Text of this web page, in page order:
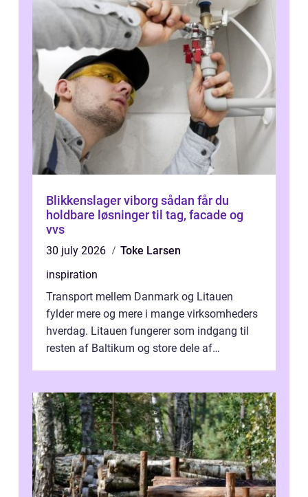
Blikkenslager viborg sådan får du
holdbare løsninger til tag, facade og
vvs
30 july 2026
Toke Larsen
inspiration
Transport mellem Danmark og Litauen
fylder mere og mere i mange virksomheders
hverdag. Litauen fungerer som indgang til
resten af Baltikum og store dele af